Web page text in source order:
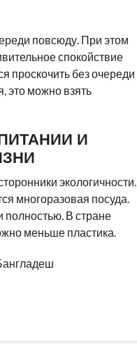
повсюду. При этом
спокойствие
проскочить без очереди
это можно взять
И
экологичности.
многоразовая посуда.
полностью. В стране
меньше пластика.